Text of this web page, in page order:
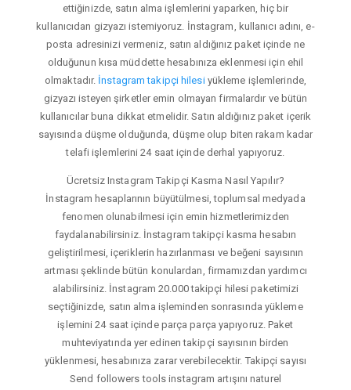
ettiğinizde, satın alma işlemlerini yaparken, hiç bir
kullanıcıdan gizyazı istemiyoruz. İnstagram, kullanıcı adını, e-
posta adresinizi vermeniz, satın aldığınız paket içinde ne
olduğunun kısa müddette hesabınıza eklenmesi için ehil
olmaktadır. İnstagram takipçi hilesiyükleme işlemlerinde,
gizyazı isteyen şirketler emin olmayan firmalardır ve bütün
kullanıcılar buna dikkat etmelidir. Satın aldığınız paket içerik
sayısında düşme olduğunda, düşme olup biten rakam kadar
telafi işlemlerini 24 saat içinde derhal yapıyoruz.
Ücretsiz Instagram Takipçi Kasma Nasıl Yapılır?
İnstagram hesaplarının büyütülmesi, toplumsal medyada
fenomen olunabilmesi için emin hizmetlerimizden
faydalanabilirsiniz. İnstagram takipçi kasma hesabın
geliştirilmesi, içeriklerin hazırlanması ve beğeni sayısının
artması şeklinde bütün konulardan, firmamızdan yardımcı
alabilirsiniz. İnstagram 20.000 takipçi hilesi paketimizi
seçtiğinizde, satın alma işleminden sonrasında yükleme
işlemini 24 saat içinde parça parça yapıyoruz. Paket
muhteviyatında yer edinen takipçi sayısının birden
yüklenmesi, hesabınıza zarar verebilecektir. Takipçi sayısı
Send followers tools instagram artışını naturel